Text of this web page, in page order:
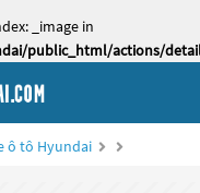
_image in
public_html/actions/
ô tô Hyundai